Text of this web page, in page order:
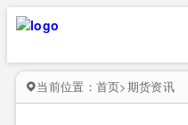
当前位置： 首页>期货资讯